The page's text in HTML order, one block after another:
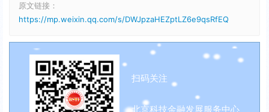
原文链接：
https://mp.weixin.qq.com/s/DWJpzaHEZptLZ6e9qsRfEQ
扫码关注
北京科技金融发展服务中心